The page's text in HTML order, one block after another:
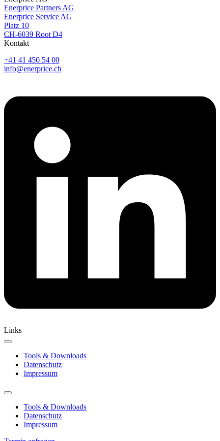
Enerprice Partners AG
Enerprice Service AG
Platz 10
CH-6039 Root D4
Kontakt
+41 41 450 54 00
info@enerprice.ch
Links
Tools & Downloads
Datenschutz
Impressum
Tools & Downloads
Datenschutz
Impressum